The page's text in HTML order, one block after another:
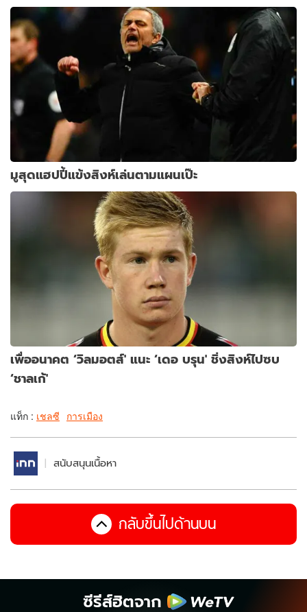
มูสุดแฮปปี้แข้งสิงห์เล่นตามแผนเป๊ะ
เพื่ออนาคต ‘วิลมอตส์' แนะ ‘เดอ บรุน' ชิ่งสิงห์ไปซบ
‘ชาลเก้'
แท็ก : เชลซี การเมือง
สนับสนุนเนื้อหา
กลับขึ้นไปด้านบน
ซีรีส์ฮิตจาก